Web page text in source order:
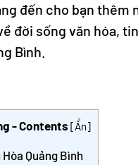
đến cho bạn thêm
đời sống văn hóa,
Bình.
- Contents [Ẩn]
Quảng Bình